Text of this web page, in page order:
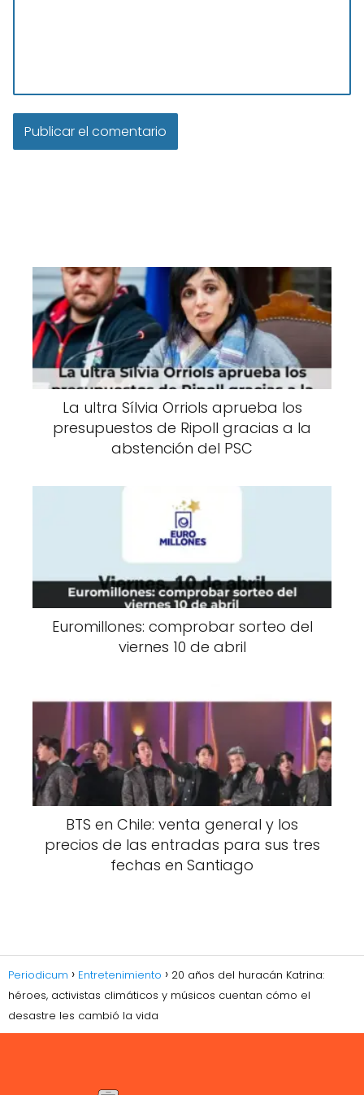
La ultra Sílvia Orriols aprueba los
presupuestos de Ripoll gracias a la
abstención del PSC
Euromillones: comprobar sorteo del
viernes 10 de abril
BTS en Chile: venta general y los
precios de las entradas para sus tres
fechas en Santiago
Periodicum Entretenimiento
20 años del huracán Katrina:
héroes, activistas climáticos y músicos cuentan cómo el
desastre les cambió la vida